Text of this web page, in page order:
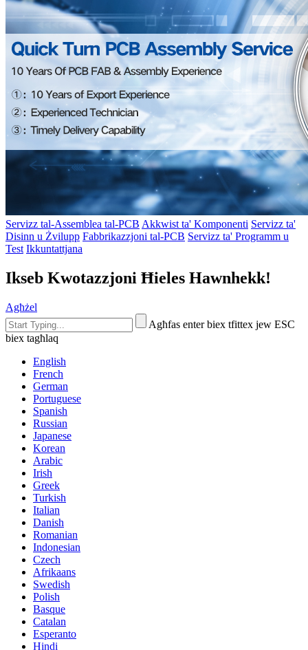
Servizz tal-Assemblea tal-PCB Akkwist ta' Komponenti Servizz ta'
Disinn u Żvilupp Fabbrikazzjoni tal-PCB Servizz ta' Programm u
Test Ikkuntattjana
Ikseb Kwotazzjoni Ħieles Hawnhekk!
Agħżel
Agħfas enter biex tfittex jew ESC
biex tagħlaq
English
French
German
Portuguese
Spanish
Russian
Japanese
Korean
Arabic
Irish
Greek
Turkish
Italian
Danish
Romanian
Indonesian
Czech
Afrikaans
Swedish
Polish
Basque
Catalan
Esperanto
Hindi